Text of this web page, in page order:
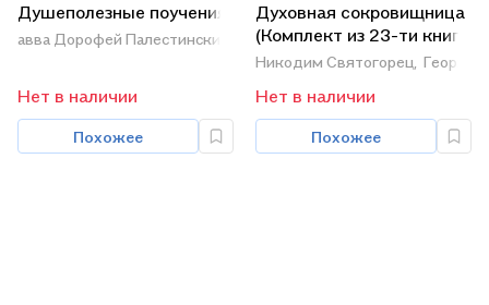
Душеполезные поучения.
авва Дорофей Палестинский
Нет в наличии
Похожее
Духовная сокровищница
(Комплект из 23-ти книг)
Никодим Святогорец, Георгий
Нет в наличии
Похожее